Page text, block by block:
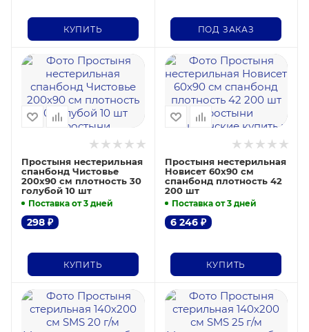
КУПИТЬ ПОД ЗАКАЗ
Простыня нестерильная
спанбонд Чистовье
200х90 см плотность 30
голубой 10 шт
Поставка от 3 дней
298 ₽
КУПИТЬ
Простыня нестерильная
Новисет 60х90 см
спанбонд плотность 42
200 шт
Поставка от 3 дней
6 246₽
КУПИТЬ